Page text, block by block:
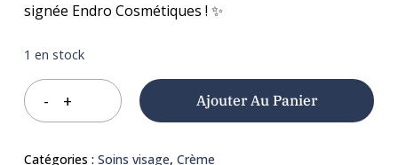
signée Endro Cosmétiques ! ✨
1 en stock
Ajouter Au Panier
Catégories : Soins visage, Crème